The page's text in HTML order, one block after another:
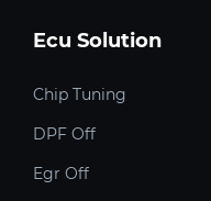
Ecu Solution
Chip Tuning
DPF Off
Egr Off